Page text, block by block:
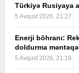
Türkiyə Rusiyaya
5 Avqust 2026, 21:27
Enerji böhranı:
doldurma
5 Avqust 2026, 21:18